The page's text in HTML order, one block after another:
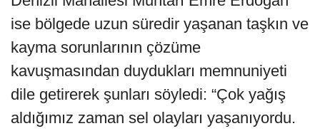
ise bölgede uzun süredir yaşanan taşkın ve
kayma sorunlarının çözüme
kavuşmasından duydukları memnuniyeti
dile getirerek şunları söyledi: “Çok yağış
aldığımız zaman sel olayları yaşanıyordu.